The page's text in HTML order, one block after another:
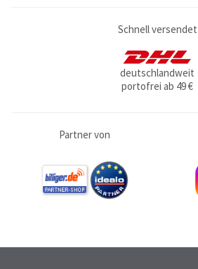
Schnell versendet
deutschlandweit
portofrei ab 49 €
Partner von